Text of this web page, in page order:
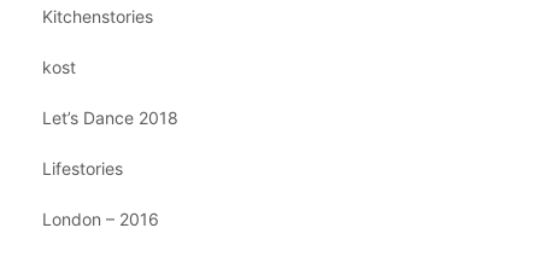
Kitchenstories
kost
Let’s Dance 2018
Lifestories
London – 2016